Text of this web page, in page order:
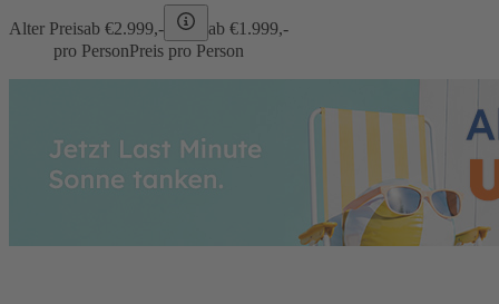
Alter Preisab €2.999,- ab €1.999,-
pro PersonPreis pro Person